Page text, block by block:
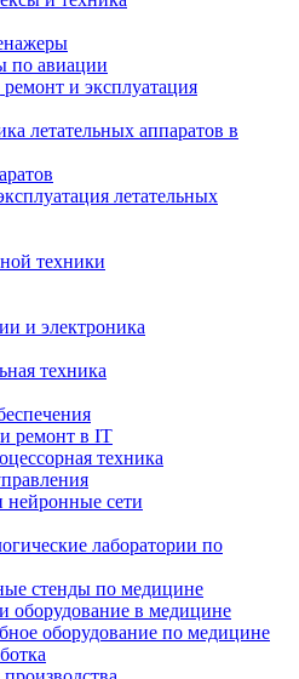
по авиации
и эксплуатация
летательных аппаратов в
летательных
техники
и электроника
техника
ремонт в IT
техника
нейронные сети
лаборатории по
стенды по медицине
оборудование в медицине
оборудование по медицине